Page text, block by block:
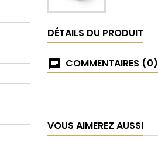
DÉTAILS DU PRODUIT
COMMENTAIRES (0)
VOUS AIMEREZ AUSSI